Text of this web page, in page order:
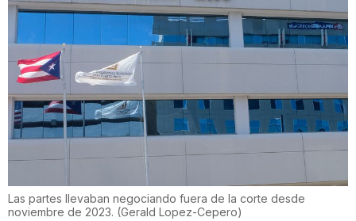
Las partes llevaban negociando fuera de la corte desde
noviembre de 2023. (Gerald Lopez-Cepero)